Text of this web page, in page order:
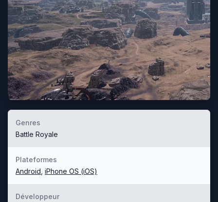
Genres
Battle Royale
Plateformes
Android iPhone OS (iOS)
Développeur